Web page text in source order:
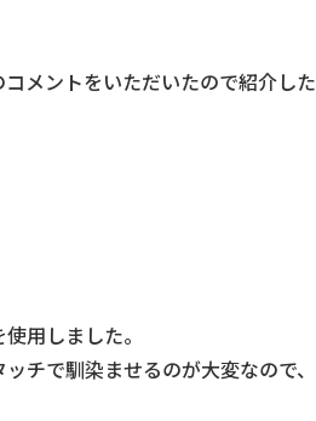
メントをいただいたので紹介した
用しました。
チで馴染ませるのが大変なので、